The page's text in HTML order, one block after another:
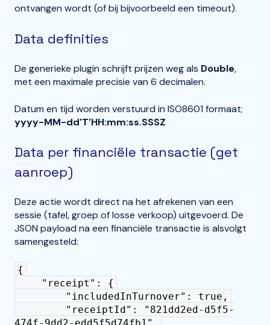
ontvangen wordt (of bij bijvoorbeeld een timeout).
Data definities
De generieke plugin schrijft prijzen weg als Double,
met een maximale precisie van 6 decimalen.
Datum en tijd worden verstuurd in ISO8601 formaat;
yyyy-MM-dd'T'HH:mm:ss.SSSZ
Data per financiële transactie (get
aanroep)
Deze actie wordt direct na het afrekenen van een
sessie (tafel, groep of losse verkoop) uitgevoerd. De
JSON payload na een financiële transactie is alsvolgt
samengesteld:
{
"receipt": {
"includedInTurnover": true,
"receiptId": "821dd2ed-d5f5-